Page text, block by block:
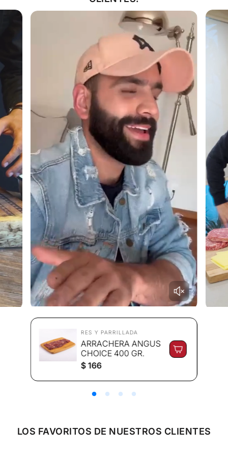
retíralo del fuego. Sírvelo en un plato con una rodaja de
limón y si quieres acompáñalo con una salsa tártara a
base de mayonesa y pickles picados e incorporados a la
RES Y PARRILLADA
ARRACHERA ANGUS
CHOICE 400 GR.
P
e
e
g
$ 166
LOS FAVORITOS DE NUESTROS CLIENTES